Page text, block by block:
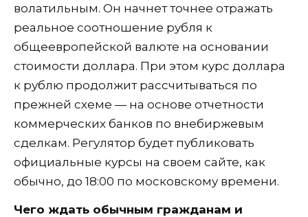
волатильным. Он начнет точнее отражать
реальное соотношение рубля к
общеевропейской валюте на основании
стоимости доллара. При этом курс доллара
к рублю продолжит рассчитываться по
прежней схеме — на основе отчетности
коммерческих банков по внебиржевым
сделкам. Регулятор будет публиковать
официальные курсы на своем сайте, как
обычно, до 18:00 по московскому времени.
Чего ждать обычным гражданам и